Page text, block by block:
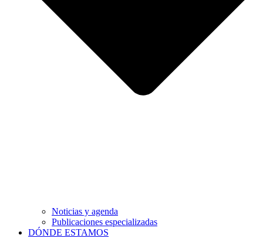
Noticias y agenda
Publicaciones especializadas
DÓNDE ESTAMOS